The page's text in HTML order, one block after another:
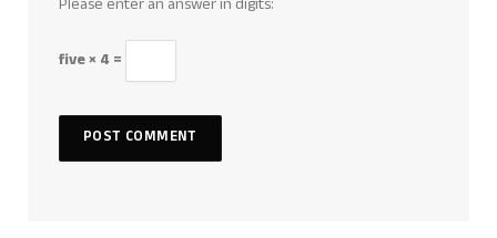
Please enter an answer in digits:
five × 4 =